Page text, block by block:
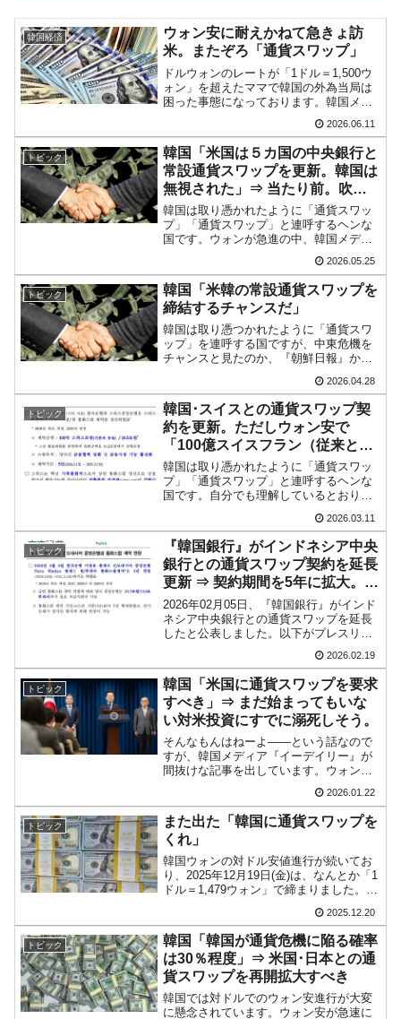
『Money1』
韓国07月･物価指数「2.8％」に低下 ⇒ 実は
コアコアは上がった。
『Money1』
韓国･猛暑でソウル市全域「猛暑重大警報」
発令。李在明「猛暑・干ばつ対処状況点検会議」
【日本市場再挑戦中】韓国『現代自動車』07
月販売台数は去年のほぼ半分「71台」しか売れなかった。
『起亜』は9台だけ
『Money1』
韓国「信用赦免を何回やっても、何回やって
も」⇒ 257万人赦免したのに60万人がまた延滞者に転落！
韓国K9専用砲弾･装薬自動供給装甲車両･珍兵
器「K10」が改良に乗り出す。
『Money1』
韓国「2026年07月の輸出入」絶好調。半導体
だけで410億ドル、輸出全体の41％もある
『Money1』
韓国･李在明「青年層の雇用状況が悪い。せ
や、若者に起業させよう」⇒ どんな雇用対策だソレ。
『Money1』
【韓国の外貨準備】2026年07月は4,279億ド
ル。外平債の発行「19.4億ドル」
『Money1』
韓国「ここは北朝鮮なのか。選管がサーバー
にウソのデータを入力したのは明白だ」
韓国･李在明さっそく不動産対策で浅薄な発
言。
『Money1』
韓国は「中国と同じく」投資に不適格な国
だ。
『韓国銀行』が「金の保有量を増やします」
『Money1』
韓国･外為取引量「1日当たり1,214.4億ドル」
まで拡大 ⇒ 海外資金の動きに強く左右される状態
『Money1』
韓国･帰ってきた李在明。李在明を支持しな
い「50.5％」に上昇
韓国大統領府ボンクラ政策室長が告発された
⇒ 国家が行った恐るべき株価操作であり、空前の国政壟断
『Money1』
韓国･警察職員が「丸刈りになって抗議活
動」
『Money1』
中国だけが鉄鋼輸出を異常増加させる ⇒ 中
韓国経済
ウォン安に耐えかねて急きょ訪
米。またぞろ「通貨スワップ」
ドルウォンのレートが「1ドル＝1,500ウ
ォン」を超えたママで韓国の外為当局は
困った事態になっております。韓国メデ
きょ訪米して財務省の高官と会談するを
いう記事を出しました。同記事から以下
に一部を引用します...
2026.06.11
トピック
韓国「米国は５カ国の中央銀行と
常設通貨スワップを更新。韓国は
無視された」⇒ 当たり前。吹け
ば飛ぶよなウォンに用はない
韓国は取り憑かれたように「通貨スワッ
プ」「通貨スワップ」と連呼するヘンな
国です。ウォンが急進の中、韓国メディ
ア『聯合Infomax』がまたぞろ「アメリカ
合衆国の『FRB』は韓国との通貨スワッ
プに言及もしなかった」という記事を出
しています。も...
2026.05.25
トピック
韓国「米韓の常設通貨スワップを
締結するチャンスだ」
韓国は取り憑つかれたように「通貨スワ
ップ」を連呼する国ですが、中東危機を
チャンスと見たのか、『朝鮮日報』から
を締結せよ」という記事が出ました。以
下に同記事から一部を引用します。（前
略）ドナルド・トランプ合...
2026.04.28
トピック
韓国･スイスとの通貨スワップ契
約を更新。ただしウォン安で
「100億スイスフラン（従来と同
一）／18.5兆ウォン」になった。
ウォンは65％も価値が下落した
韓国は取り憑かれたように「通貨スワッ
プ」「通貨スワップ」と連呼するヘンな
国です。自分でも理解しているとおり、
ウォンの国で金融も脆弱ですから、いざ
というときのケツモチが必要なのです。
2026年03月09日、...
2026.03.11
トピック
『韓国銀行』がインドネシア中央
銀行との通貨スワップ契約を延長
更新 ⇒ 契約期間を5年に拡大。
10.7兆ウォン／115兆ルピア
2026年02月05日、『韓国銀行』がインド
ネシア中央銀行との通貨スワップを延長
したと公表しました。以下がプレスリリ
インドネシア中央銀行との通貨スワップ
契約を延長□2026年02月05日、韓国銀行
の李昌鏞...
2026.02.19
トピック
韓国「米国に通貨スワップを要求
すべき」⇒ まだ始まってもいな
い対米投資にすでに溺死しそう。
そんなもんはねーよ――という話なので
すが、韓国メディア『イーデイリー』が
間抜けな記事を出しています。ウォン安
出た――なのですが。以下にその間抜け
な記事から一部を引用します。（前略）
関税交渉の結果を盛り込ん...
2026.01.22
トピック
また出た「韓国に通貨スワップを
くれ」
韓国ウォンの対ドル安値進行が続いてお
り、2025年12月19日(金)は、なんとか「1
ドル＝1,479ウォン」で締まりました。
が、寸前で止まった形です。この通貨安
状況で、またぞろ「合衆国との通貨スワ
ッ...
2025.12.20
トピック
韓国「韓国が通貨危機に陥る確率
は30％程度」⇒ 米国･日本との通
貨スワップを再開拡大すべき
韓国では対ドルでのウォン安進行が大変
に懸念されています。ウォン安が急速に